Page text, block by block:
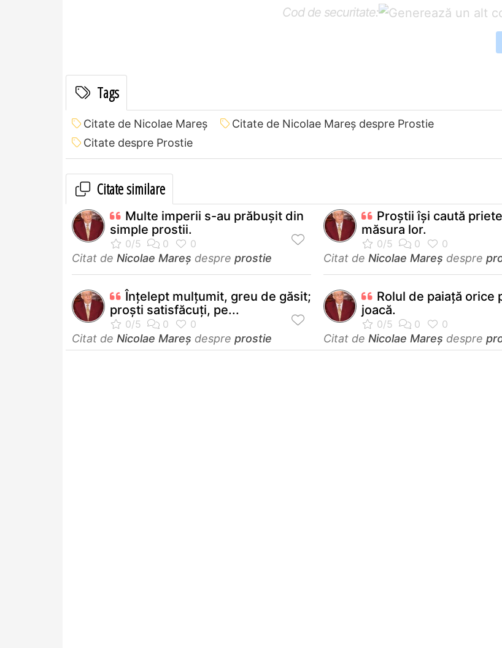
Cod de securitate:
Tags
Citate de Nicolae Mareș
Citate de Nicolae Mareș despre Prostie
Citate despre Prostie
Citate similare
Multe imperii s-au prăbuşit din
simple prostii.
Citat de Nicolae Mareș despre prostie
Proştii îşi caută
măsura lor.
Citat de Nicolae Mareș despre
Înţelept mulţumit, greu de găsit;
proşti satisfăcuţi, pe...
Citat de Nicolae Mareș despre prostie
Rolul de paiaţă orice
joacă.
Citat de Nicolae Mareș despre